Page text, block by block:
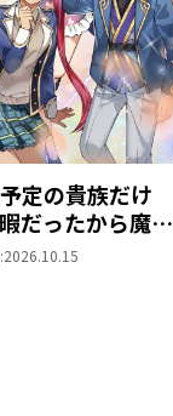
定の貴族だけ
だったから魔法
てみた
2026.10.15